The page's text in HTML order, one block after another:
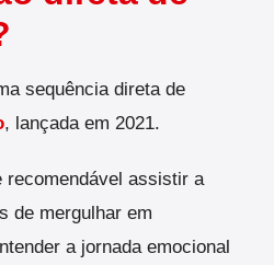
sequência direta de
, lançada em 2021.
recomendável assistir a
de mergulhar em
a jornada emocional